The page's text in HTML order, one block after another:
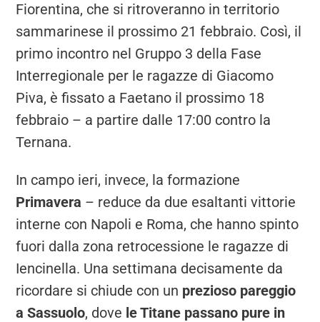
Fiorentina, che si ritroveranno in territorio
sammarinese il prossimo 21 febbraio. Così, il
primo incontro nel Gruppo 3 della Fase
Interregionale per le ragazze di Giacomo
Piva, è fissato a Faetano il prossimo 18
febbraio – a partire dalle 17:00 contro la
Ternana.
In campo ieri, invece, la formazione
Primavera – reduce da due esaltanti vittorie
interne con Napoli e Roma, che hanno spinto
fuori dalla zona retrocessione le ragazze di
Iencinella. Una settimana decisamente da
ricordare si chiude con un prezioso pareggio
a Sassuolo, dove le Titane passano pure in